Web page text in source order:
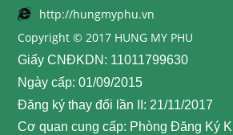
http://hungmyphu.vn
Copyright © 2017 HUNG MY PHU
Giấy CNĐKDN: 11011799630
Ngày cấp: 01/09/2015
Đăng ký thay đổi lần II: 21/11/2017
Cơ quan cung cấp: Phòng Đăng Ký